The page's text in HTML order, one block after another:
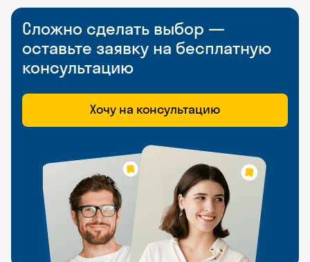
Сложно сделать выбор —
оставьте заявку на бесплатную
консультацию
Хочу на консультацию